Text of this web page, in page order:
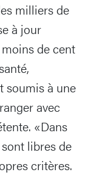
milliers de
à jour
de cent
soumis à une
avec
«Dans
libres de
critères.